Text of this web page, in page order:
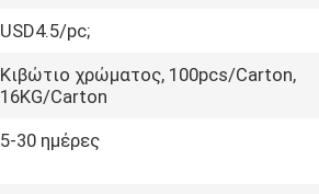
USD4.5/pc;
Κιβώτιο χρώματος, 100pcs/Carton,
16KG/Carton
5-30 ημέρες